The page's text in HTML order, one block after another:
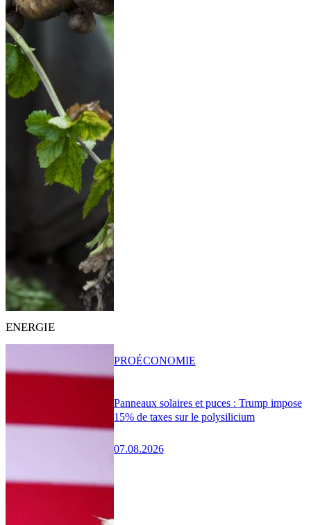
ENERGIE
Panneaux solaires et puces : Trump impose
15% de taxes sur le polysilicium
07.08.2026
PROÉCONOMIE